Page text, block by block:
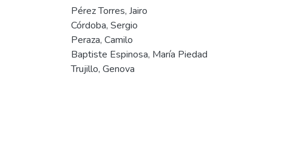
Pérez Torres, Jairo
Córdoba, Sergio
Peraza, Camilo
Baptiste Espinosa, María Piedad
Trujillo, Genova